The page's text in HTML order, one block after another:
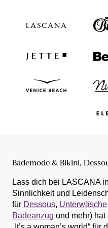
Bademode & Bikini,
Lass dich bei LASCANA
Sinnlichkeit und
für Dessous, Unterwäsche
Badeanzug und mehr)